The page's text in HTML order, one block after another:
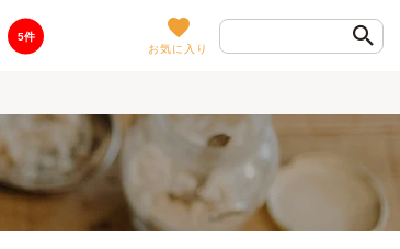
5
お気に入り